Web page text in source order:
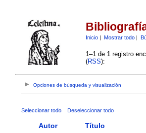
Inicio| Mostrar todo|
1–1 de 1 registro
(RSS):
Opciones de búsqueda y visualización
Seleccionar todo Deseleccionar todo
Autor Título